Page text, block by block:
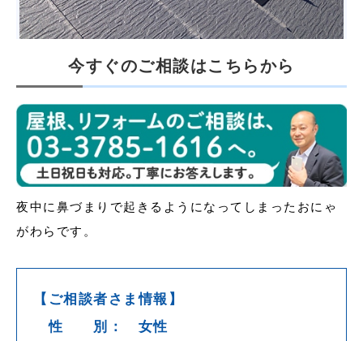
今すぐのご相談はこちらから
夜中に鼻づまりで起きるようになってしまったおにゃ
がわらです。
【ご相談者さま情報】
性 別： 女性